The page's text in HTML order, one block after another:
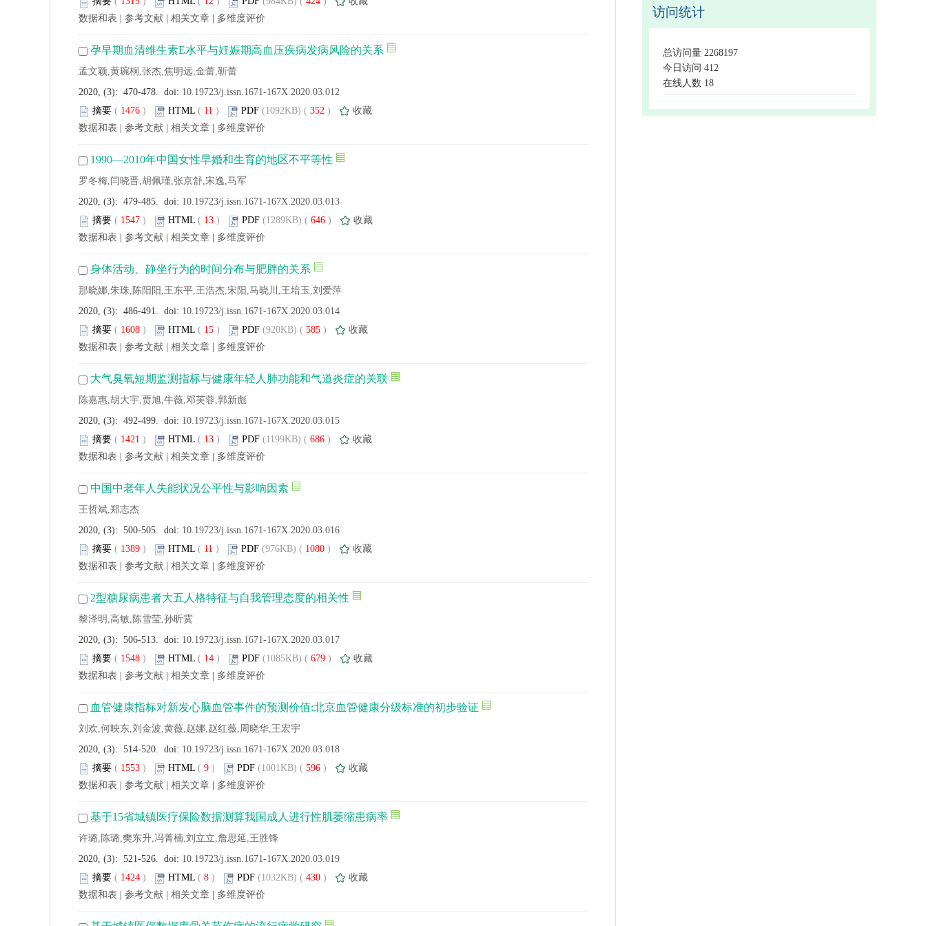
数据和表
参考文献 相关文章 多维度评价
孕早期血清维生素E水平与妊娠期高血压疾病发病风险的关系
孟文颖,黄琬桐,张杰,焦明远,金蕾,靳蕾
2020, (3): 470-478. doi: 10.19723/j.issn.1671-167X.2020.03.012
摘要 ( 1476 ) HTML ( 11 ) PDF (1092KB) ( 352 )
收藏
数据和表
参考文献 相关文章 多维度评价
1990—2010年中国女性早婚和生育的地区不平等性
罗冬梅,闫晓晋,胡佩瑾,张京舒,宋逸,马军
2020, (3): 479-485. doi: 10.19723/j.issn.1671-167X.2020.03.013
摘要 ( 1547 ) HTML ( 13 ) PDF (1289KB) ( 646 )
收藏
数据和表
参考文献 相关文章 多维度评价
身体活动、静坐行为的时间分布与肥胖的关系
那晓娜,朱珠,陈阳阳,王东平,王浩杰,宋阳,马晓川,王培玉,刘爱萍
2020, (3): 486-491. doi: 10.19723/j.issn.1671-167X.2020.03.014
摘要 ( 1608 ) HTML ( 15 ) PDF (920KB) ( 585 )
收藏
数据和表
参考文献 相关文章 多维度评价
大气臭氧短期监测指标与健康年轻人肺功能和气道炎症的关联
陈嘉惠,胡大宇,贾旭,牛薇,邓芙蓉,郭新彪
2020, (3): 492-499. doi: 10.19723/j.issn.1671-167X.2020.03.015
摘要 ( 1421 ) HTML ( 13 ) PDF (1199KB) ( 686 )
收藏
数据和表
参考文献 相关文章 多维度评价
中国中老年人失能状况公平性与影响因素
王哲斌,郑志杰
2020, (3): 500-505. doi: 10.19723/j.issn.1671-167X.2020.03.016
摘要 ( 1389 ) HTML ( 11 ) PDF (976KB) ( 1080 )
收藏
数据和表
参考文献 相关文章 多维度评价
2型糖尿病患者大五人格特征与自我管理态度的相关性
黎泽明,高敏,陈雪莹,孙昕霙
2020, (3): 506-513. doi: 10.19723/j.issn.1671-167X.2020.03.017
摘要 ( 1548 ) HTML ( 14 ) PDF (1085KB) ( 679 )
收藏
数据和表
参考文献 相关文章 多维度评价
血管健康指标对新发心脑血管事件的预测价值:北京血管健康分级标准的初步验证
刘欢,何映东,刘金波,黄薇,赵娜,赵红薇,周晓华,王宏宇
2020, (3): 514-520. doi: 10.19723/j.issn.1671-167X.2020.03.018
摘要 ( 1553 ) HTML ( 9 ) PDF (1001KB) ( 596 )
收藏
数据和表
参考文献 相关文章 多维度评价
基于15省城镇医疗保险数据测算我国成人进行性肌萎缩患病率
许璐,陈璐,樊东升,冯菁楠,刘立立,詹思延,王胜锋
2020, (3): 521-526. doi: 10.19723/j.issn.1671-167X.2020.03.019
摘要 ( 1424 ) HTML ( 8 ) PDF (1032KB) ( 430 )
收藏
数据和表
参考文献 相关文章 多维度评价
访问统计
总访问量 2268197
今日访问 412
在线人数 18